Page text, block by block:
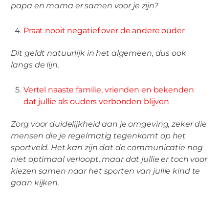
papa en mama er samen voor je zijn?
Praat nooit negatief over de andere ouder
Dit geldt natuurlijk in het algemeen, dus ook
langs de lijn.
Vertel naaste familie, vrienden en bekenden
dat jullie als ouders verbonden blijven
Zorg voor duidelijkheid aan je omgeving, zeker die
mensen die je regelmatig tegenkomt op het
sportveld. Het kan zijn dat de communicatie nog
niet optimaal verloopt, maar dat jullie er toch voor
kiezen samen naar het sporten van jullie kind te
gaan kijken.